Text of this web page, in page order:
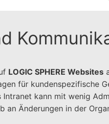
LOGIC SPHERE Websites
für kundenspezifische
Intranet kann mit wenig
an Änderungen in der